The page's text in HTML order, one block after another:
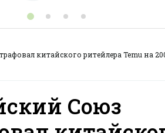
китайского ритейлера Temu на
Союз